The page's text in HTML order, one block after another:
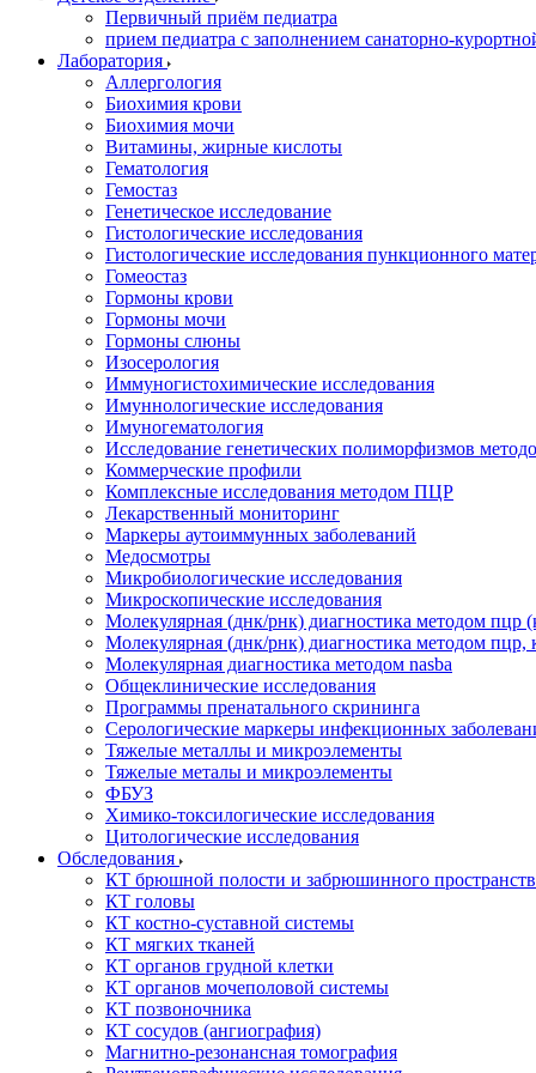
Первичный приём педиатра
прием педиатра с заполнением санаторно-
Лаборатория
Аллергология
Биохимия крови
Биохимия мочи
Витамины, жирные кислоты
Гематология
Гемостаз
Генетическое исследование
Гистологические исследования
Гистологические исследования пункционного
Гомеостаз
Гормоны крови
Гормоны мочи
Гормоны слюны
Изосерология
Иммуногистохимические исследования
Имуннологические исследования
Имуногематология
Исследование генетических полиморфизмов
Коммерческие профили
Комплексные исследования методом ПЦР
Лекарственный мониторинг
Маркеры аутоиммунных заболеваний
Медосмотры
Микробиологические исследования
Микроскопические исследования
Молекулярная (днк/рнк) диагностика методом пцр
Молекулярная (днк/рнк) диагностика методом пцр,
Молекулярная диагностика методом nasba
Общеклинические исследования
Программы пренатального скрининга
Серологические маркеры инфекционных
Тяжелые металлы и микроэлементы
Тяжелые металы и микроэлементы
ФБУЗ
Химико-токсилогические исследования
Цитологические исследования
Обследования
КТ брюшной полости и забрюшинного
КТ головы
КТ костно-суставной системы
КТ мягких тканей
КТ органов грудной клетки
КТ органов мочеполовой системы
КТ позвоночника
КТ сосудов (ангиография)
Магнитно-резонансная томография